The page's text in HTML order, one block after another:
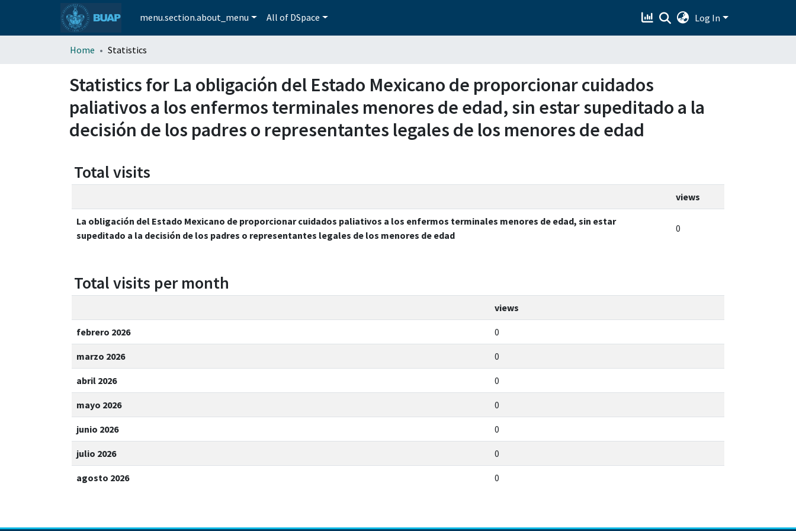
menu.section.about_menu All of DSpace Log In
Home Statistics
Statistics for La obligación del Estado Mexicano de proporcionar cuidados
paliativos a los enfermos terminales menores de edad, sin estar supeditado a la
decisión de los padres o representantes legales de los menores de edad
Total visits
views
La obligación del Estado Mexicano de proporcionar cuidados paliativos a los enfermos terminales menores de edad, sin estar
supeditado a la decisión de los padres o representantes legales de los menores de edad
0
Total visits per month
views
febrero 2026 0
marzo 2026 0
abril 2026 0
mayo 2026 0
junio 2026 0
julio 2026 0
agosto 2026 0